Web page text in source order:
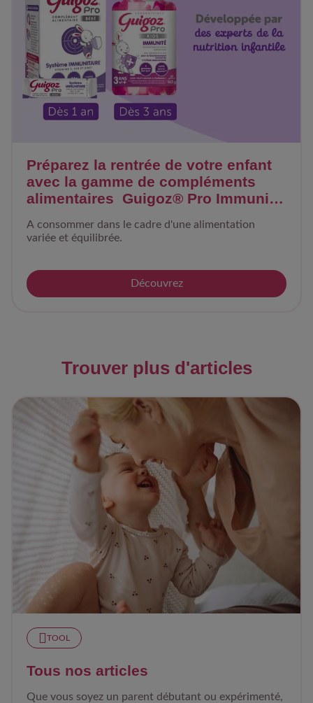
Préparez la rentrée de votre enfant
avec la gamme de compléments
alimentaires ​ Guigoz® Pro Immunité
A consommer dans le cadre d'une alimentation
variée et équilibrée.​
Découvrez​
Trouver plus d'articles
TOOL
Tous nos articles
Que vous soyez un parent débutant ou expérimenté,